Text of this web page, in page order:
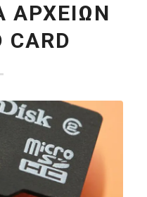
ΑΡΧΕΊΩΝ